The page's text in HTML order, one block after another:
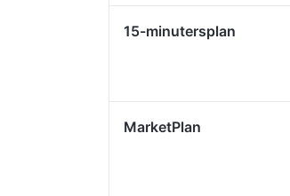
15-minutersplan
MarketPlan